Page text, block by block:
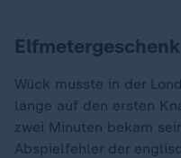
Wück musste in der
lange auf den ersten
zwei Minuten bekam
Abspielfehler der